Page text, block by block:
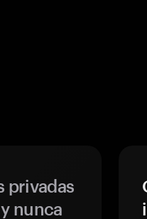
privadas
nunca